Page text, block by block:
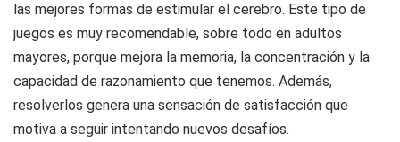
las mejores formas de estimular el cerebro. Este tipo de
juegos es muy recomendable, sobre todo en adultos
mayores, porque mejora la memoria, la concentración y la
capacidad de razonamiento que tenemos. Además,
resolverlos genera una sensación de satisfacción que
motiva a seguir intentando nuevos desafíos.